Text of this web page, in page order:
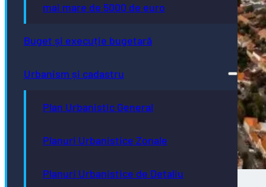
mai mare de 5000 de euro
Buget și execuție bugetară
Urbanism și cadastru
Plan Urbanistic General
Planuri Urbanistice Zonale
Planuri Urbanistice de Detaliu